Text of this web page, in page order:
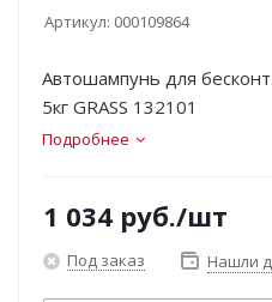
Артикул: 000109864
Автошампунь для
5кг GRASS 132101
Подробнее
1 034 руб./шт
Под заказ Нашли